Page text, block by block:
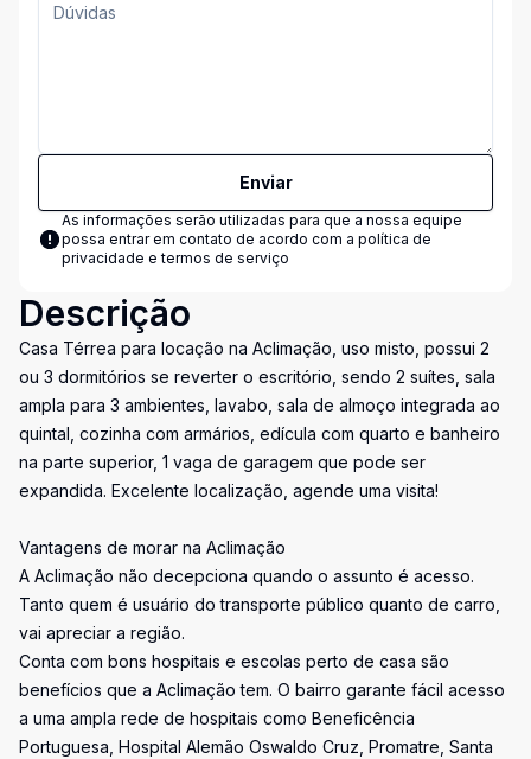
Enviar
As informações serão utilizadas para que a nossa equipe
possa entrar em contato de acordo com a política de
privacidade e termos de serviço
Descrição
Casa Térrea para locação na Aclimação, uso misto, possui 2
ou 3 dormitórios se reverter o escritório, sendo 2 suítes, sala
ampla para 3 ambientes, lavabo, sala de almoço integrada ao
quintal, cozinha com armários, edícula com quarto e banheiro
na parte superior, 1 vaga de garagem que pode ser
expandida. Excelente localização, agende uma visita!
Vantagens de morar na Aclimação
A Aclimação não decepciona quando o assunto é acesso.
Tanto quem é usuário do transporte público quanto de carro,
vai apreciar a região.
Conta com bons hospitais e escolas perto de casa são
benefícios que a Aclimação tem. O bairro garante fácil acesso
a uma ampla rede de hospitais como Beneficência
Portuguesa, Hospital Alemão Oswaldo Cruz, Promatre, Santa